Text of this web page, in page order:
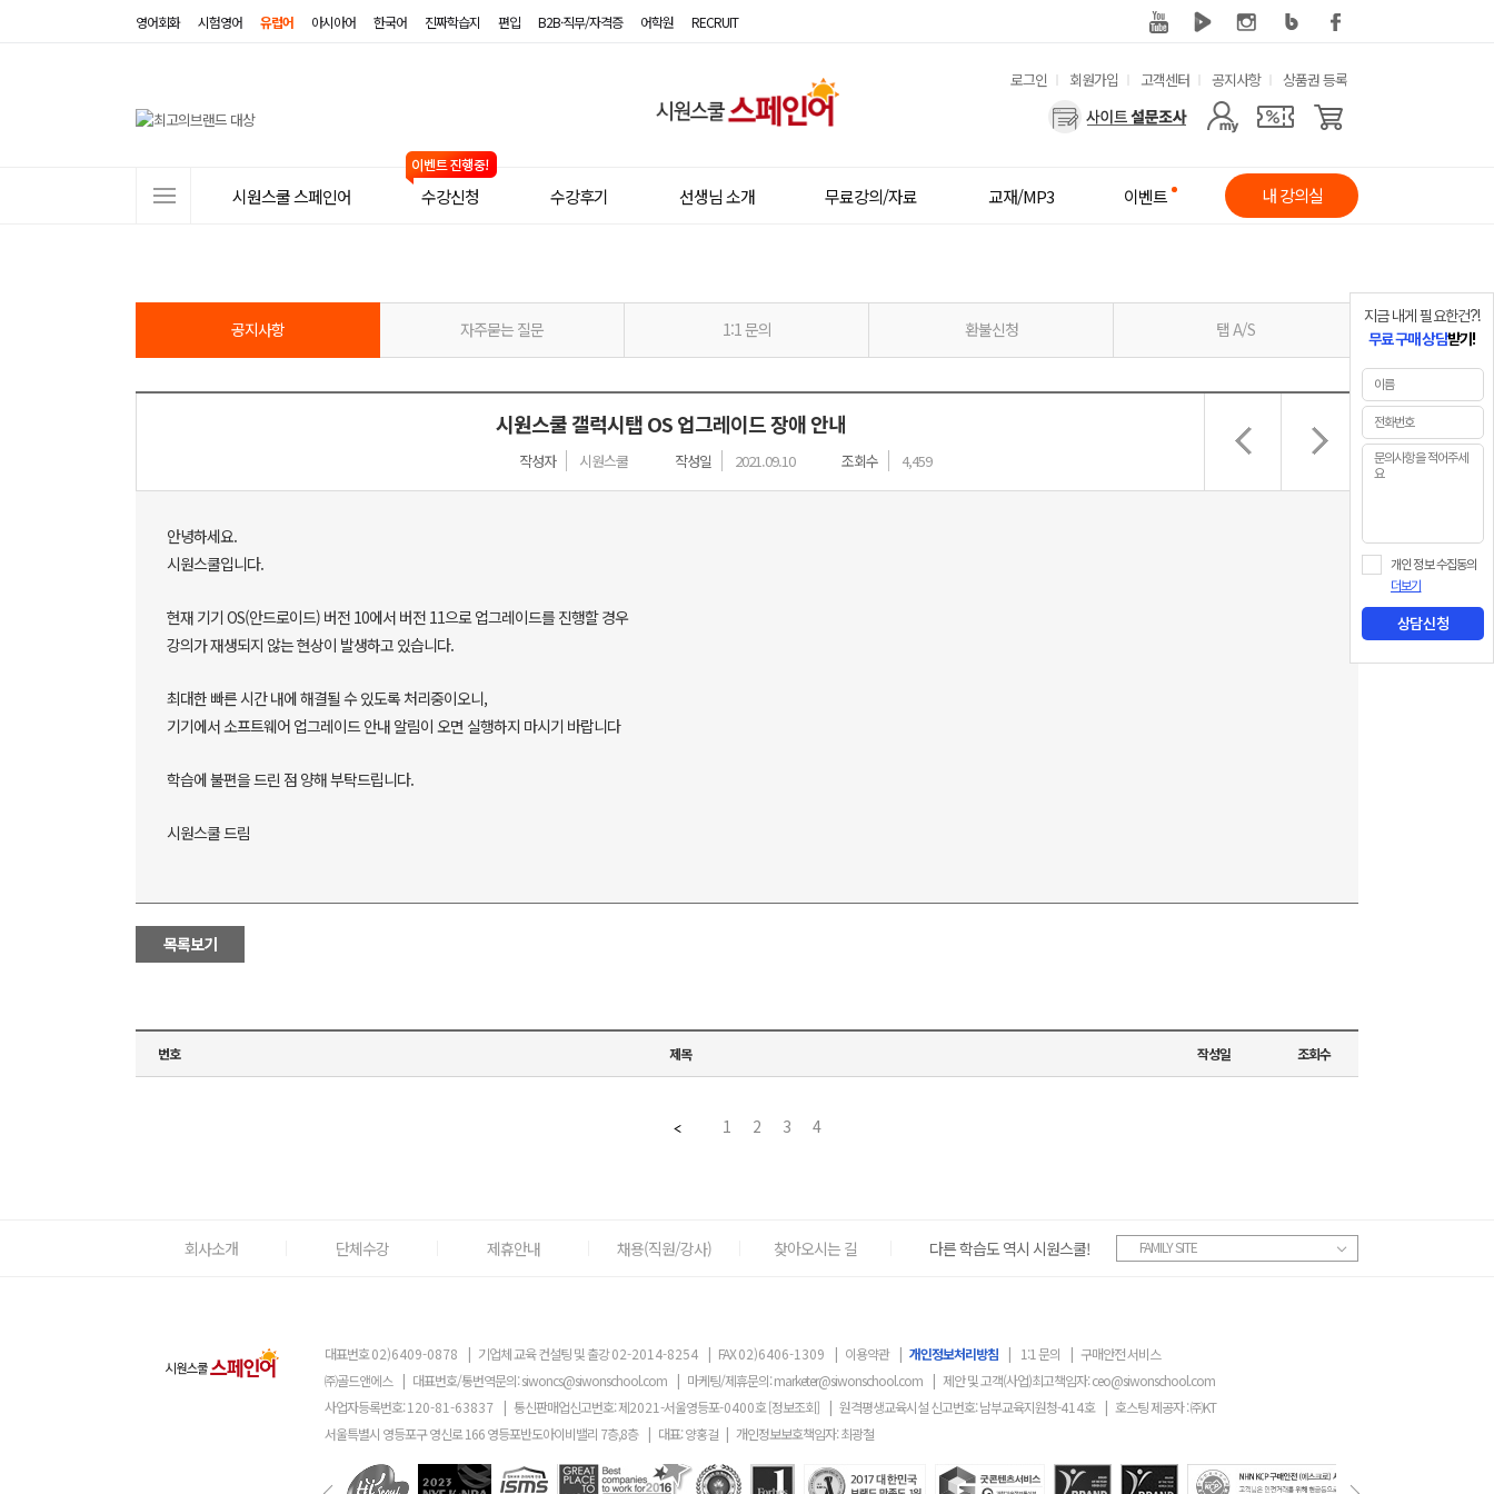
영어회화 시험영어 유럽어 아시아어 한국어 진짜학습지 편입 B2B·직무/자격증 어학원 RECRUIT
페
인
어
유
메
뉴
로그인 회원가입 고객센터 공지사항 상품권 등록
사
메
뉴
시원스쿨 스페인어 수강신청 수강후기 선생님 소개 무료강의/자료 교재/MP3 이벤트 내 강의실
공지사항 자주묻는 질문 1:1 문의 환불신청 탭 A/S
시원스쿨 갤럭시탭 OS 업그레이드 장애 안내
작성자 시원스쿨 작성일 2021.09.10 조회수 4,459
안녕하세요.
시원스쿨입니다.
현재 기기 OS(안드로이드) 버전 10에서 버전 11으로 업그레이드를 진행할 경우
강의가 재생되지 않는 현상이 발생하고 있습니다.
최대한 빠른 시간 내에 해결될 수 있도록 처리중이오니,
기기에서 소프트웨어 업그레이드 안내 알림이 오면 실행하지 마시기 바랍니다
학습에 불편을 드린 점 양해 부탁드립니다.
시원스쿨 드림
목록보기
번호 제목 작성일 조회수
1 2 3 4
회사소개 단체수강 제휴안내 채용(직원/강사) 찾아오시는 길 다른 학습도 역시 시원스쿨! FAMILY SITE
대표번호02)6409-0878 | 기업체 교육 컨설팅 및 출강02-2014-8254 | FAX02)6406-1309 | 이용약관 | 개인정보처리방침 | 1:1 문의 | 구매안전 서비스
㈜골드앤에스 | 대표번호/통번역문의:siwoncs@siwonschool.com | 마케팅/제휴문의:marketer@siwonschool.com | 제안 및 고객(사업)최고책임자:ceo@siwonschool.com
사업자등록번호:120-81-63837 | 통신판매업신고번호: 제2021-서울영등포-0400호[정보조회] | 원격평생교육시설 신고번호: 남부교육지원청-414호 | 호스팅 제공자 : ㈜KT
서울특별시 영등포구 영신로 166 영등포반도아이비밸리 7층,8층 | 대표: 양홍걸 | 개인정보보호책임자: 최광철
지금 내게 필요한건?!
무료 구매 상담받기!
개인 정보 수집동의
더보기
상담신청